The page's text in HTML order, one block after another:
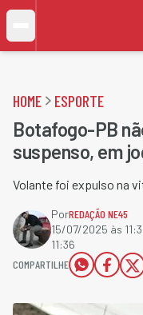
HOME ESPORTE
Botafogo-PB
suspenso, em
Volante foi expulso na
PorREDAÇÃO NE45
15/07/2025 às
11:36
COMPARTILHE